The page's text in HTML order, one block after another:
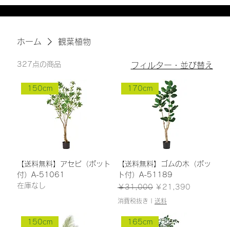
ホーム 観葉植物
327点の商品 フィルター・並び替え
150cm
【送料無料】アセビ（ポット
付）A-51061
在庫なし
170cm
【送料無料】ゴムの木（ポッ
ト付）A-51189
通常価格
￥31,000 セール価格
￥21,390
消費税抜き 送料
150cm 165cm